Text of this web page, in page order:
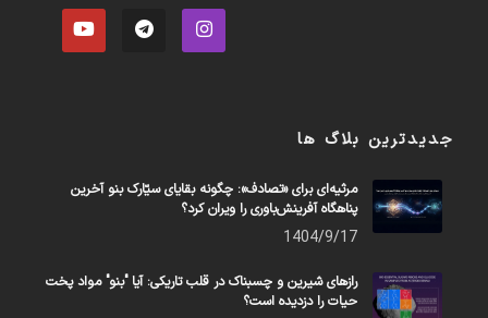
جدیدترین بلاگ ها
مرثیه‌ای برای «تصادف»: چگونه بقایای سیّارک بنو آخرین
پناهگاه آفرینش‌باوری را ویران کرد؟
1404/9/17
رازهای شیرین و چسبناک در قلب تاریکی: آیا "بنو" مواد پخت
حیات را دزدیده است؟